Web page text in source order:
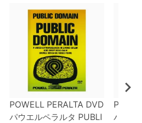
POWELL PERALTA DVD
パウエルペラルタ PUBLI
パウエ